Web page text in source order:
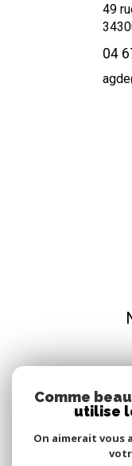
49
04
Comme
utilise
On aimerait vous